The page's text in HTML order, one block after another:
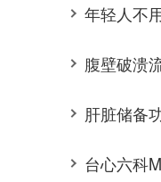
年轻人不
肝脏储备